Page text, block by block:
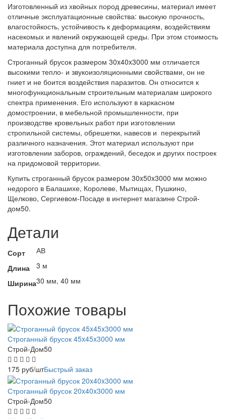
Изготовленный из хвойных пород древесины, материал имеет
отличные эксплуатационные свойства: высокую прочность,
влагостойкость, устойчивость к деформациям, воздействиям
насекомых и явлений окружающей среды. При этом стоимость
материала доступна для потребителя.
Строганный брусок размером 30x40x3000 мм отличается
высокими тепло- и звукоизоляционными свойствами, он не
гниет и не боится воздействия паразитов. Он относится к
многофункциональным строительным материалам широкого
спектра применения. Его используют в каркасном
домостроении, в мебельной промышленности, при
производстве кровельных работ при изготовлении
стропильной системы, обрешетки, навесов и перекрытий
различного назначения. Этот материал используют при
изготовлении заборов, ограждений, беседок и других построек
на придомовой территории.
Купить строганный брусок размером 30x50x3000 мм можно
недорого в Балашихе, Королеве, Мытищах, Пушкино,
Щелково, Сергиевом-Посаде в интернет магазине Строй-
дом50.
Детали
Сорт
АВ
Длина
3 м
Ширина30 мм, 40 мм
Похожие товары
Строганный брусок 45x45x3000 мм
Строй-Дом50
175 руб/штБыстрый заказ
Строганный брусок 20x40x3000 мм
Строй-Дом50